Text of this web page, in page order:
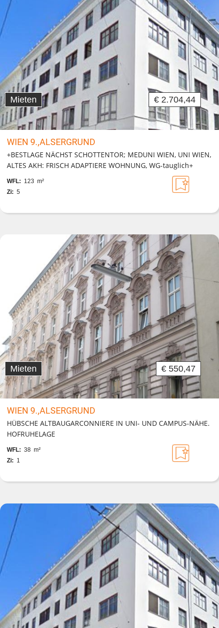
Mieten € 2.704,44
WIEN 9.,ALSERGRUND
+BESTLAGE NÄCHST SCHOTTENTOR; MEDUNI WIEN, UNI WIEN,
ALTES AKH: FRISCH ADAPTIERE WOHNUNG, WG-tauglich+
WFL: 123 m²
Zi: 5
Mieten € 550,47
WIEN 9.,ALSERGRUND
HÜBSCHE ALTBAUGARCONNIERE IN UNI- UND CAMPUS-NÄHE.
HOFRUHELAGE
WFL: 38 m²
Zi: 1